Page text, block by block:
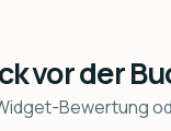
vor der
Bewertung